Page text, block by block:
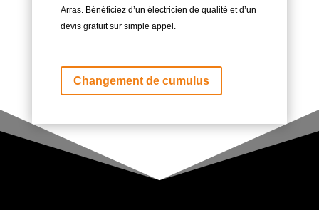
Arras. Bénéficiez d’un électricien de qualité et d’un
devis gratuit sur simple appel.
Changement de cumulus